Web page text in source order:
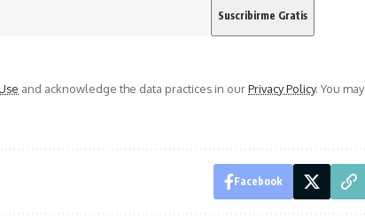
and acknowledge the data practices in ourPrivacy Policy. You may
Facebook